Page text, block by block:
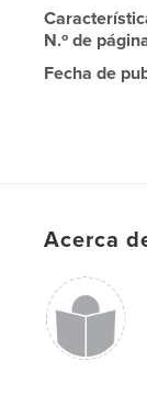
N.º de
Fecha de
Acerca